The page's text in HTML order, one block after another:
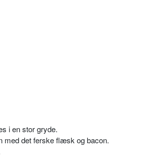
i en stor gryde.
med det ferske flæsk og bacon.